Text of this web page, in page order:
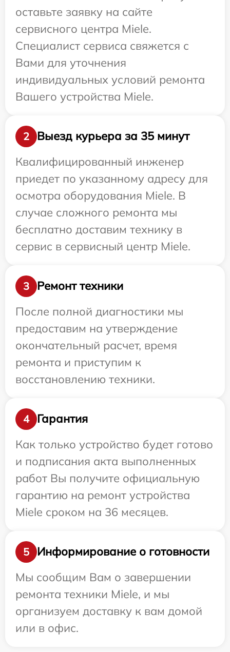
оставьте заявку на сайте
сервисного центра Miele.
Специалист сервиса свяжется с
Вами для уточнения
индивидуальных условий ремонта
Вашего устройства Miele.
2
Выезд курьера за 35 минут
Квалифицированный инженер
приедет по указанному адресу для
осмотра оборудования Miele. В
случае сложного ремонта мы
бесплатно доставим технику в
сервис в сервисный центр Miele.
3
Ремонт техники
После полной диагностики мы
предоставим на утверждение
окончательный расчет, время
ремонта и приступим к
восстановлению техники.
4
Гарантия
Как только устройство будет готово
и подписания акта выполненных
работ Вы получите официальную
гарантию на ремонт устройства
Miele сроком на 36 месяцев.
5
Информирование о готовности
Мы сообщим Вам о завершении
ремонта техники Miele, и мы
организуем доставку к вам домой
или в офис.